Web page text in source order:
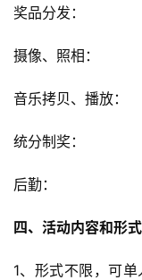
奖品分发：
摄像、照相：
音乐拷贝、播放：
统分制奖：
后勤：
四、活动内容和形式
1、形式不限，可